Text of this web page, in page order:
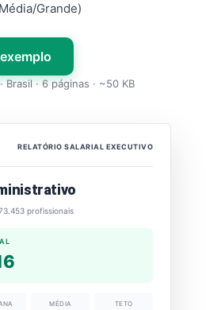
Grande)
· 6 páginas · ~50 KB
RELATÓRIO SALARIAL EXECUTIVO
profissionais
MÉDIA TETO